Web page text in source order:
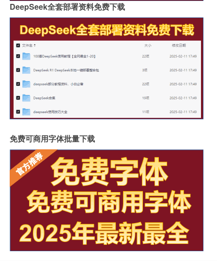
DeepSeek全套部署资料免费下载
免费可商用字体批量下载